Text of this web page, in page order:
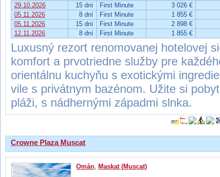
29.10.2026
15 dní First Minute
3 026 €
05.11.2026
8 dní First Minute
1 855 €
05.11.2026
15 dní First Minute
2 898 €
12.11.2026
8 dní First Minute 1 855 €
Luxusný rezort renomovanej hotelovej
komfort a prvotriedne služby pre
orientálnu kuchyňu s exotickými
vile s privátnym bazénom. Užite si
pláži, s nádhernými západmi slnka.
Crowne Plaza Muscat
Omán, Maskat (Muscat)